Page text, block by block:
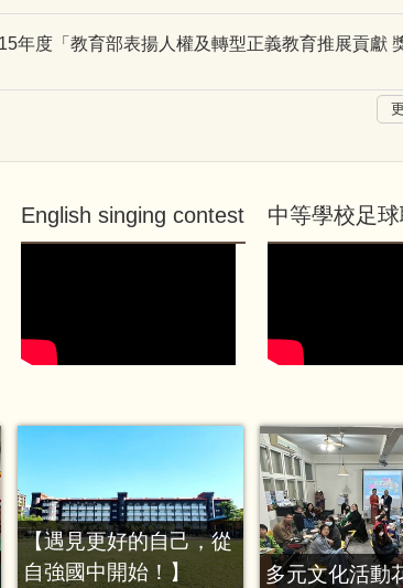
年度「教育部表揚人權及轉型正義教育推展貢獻
English singing contest 中等學校足
【遇見更好的自己，從
自強國中開始！】
多元文化活動